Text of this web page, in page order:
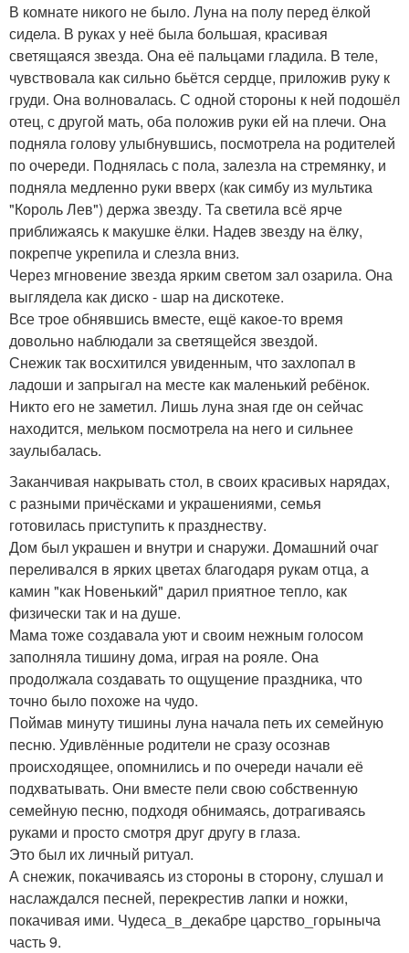
В комнате никого не было. Луна на полу перед ёлкой
сидела. В руках у неё была большая, красивая
светящаяся звезда. Она её пальцами гладила. В теле,
чувствовала как сильно бьётся сердце, приложив руку к
груди. Она волновалась. С одной стороны к ней подошёл
отец, с другой мать, оба положив руки ей на плечи. Она
подняла голову улыбнувшись, посмотрела на родителей
по очереди. Поднялась с пола, залезла на стремянку, и
подняла медленно руки вверх (как симбу из мультика
"Король Лев") держа звезду. Та светила всё ярче
приближаясь к макушке ёлки. Надев звезду на ёлку,
покрепче укрепила и слезла вниз.
Через мгновение звезда ярким светом зал озарила. Она
выглядела как диско - шар на дискотеке.
Все трое обнявшись вместе, ещё какое-то время
довольно наблюдали за светящейся звездой.
Снежик так восхитился увиденным, что захлопал в
ладоши и запрыгал на месте как маленький ребёнок.
Никто его не заметил. Лишь луна зная где он сейчас
находится, мельком посмотрела на него и сильнее
заулыбалась.
Заканчивая накрывать стол, в своих красивых нарядах,
с разными причёсками и украшениями, семья
готовилась приступить к празднеству.
Дом был украшен и внутри и снаружи. Домашний очаг
переливался в ярких цветах благодаря рукам отца, а
камин "как Новенький" дарил приятное тепло, как
физически так и на душе.
Мама тоже создавала уют и своим нежным голосом
заполняла тишину дома, играя на рояле. Она
продолжала создавать то ощущение праздника, что
точно было похоже на чудо.
Поймав минуту тишины луна начала петь их семейную
песню. Удивлённые родители не сразу осознав
происходящее, опомнились и по очереди начали её
подхватывать. Они вместе пели свою собственную
семейную песню, подходя обнимаясь, дотрагиваясь
руками и просто смотря друг другу в глаза.
Это был их личный ритуал.
А снежик, покачиваясь из стороны в сторону, слушал и
наслаждался песней, перекрестив лапки и ножки,
покачивая ими. Чудеса_в_декабре царство_горыныча
часть 9.